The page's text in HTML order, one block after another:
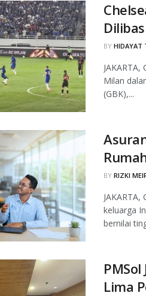
BY HIDAYAT
Milan
(GBK),...
BY RIZKI
keluarga
bernilai
Lima